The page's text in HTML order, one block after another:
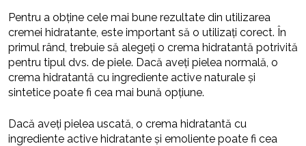
Pentru a obține cele mai bune rezultate din utilizarea
cremei hidratante, este important să o utilizați corect. În
primul rând, trebuie să alegeți o crema hidratantă potrivită
pentru tipul dvs. de piele. Dacă aveți pielea normală, o
crema hidratantă cu ingrediente active naturale și
sintetice poate fi cea mai bună opțiune.
Dacă aveți pielea uscată, o crema hidratantă cu
ingrediente active hidratante și emoliente poate fi cea